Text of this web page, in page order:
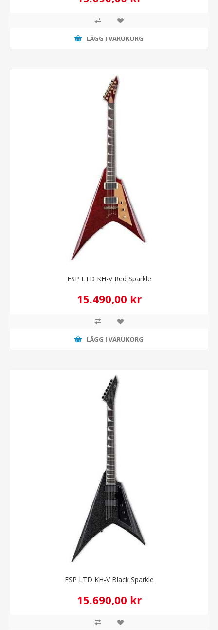
LÄGG I VARUKORG
ESP LTD KH-V Red Sparkle
15.490,00 kr
LÄGG I VARUKORG
ESP LTD KH-V Black Sparkle
15.690,00 kr